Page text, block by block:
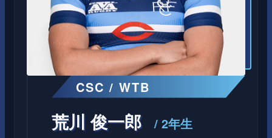
CSC / WTB
荒川 俊一郎 / 2年生